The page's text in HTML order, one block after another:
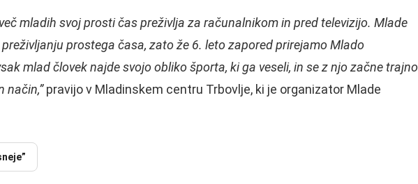
mladih svoj prosti čas preživlja za računalnikom in pred televizijo. Mlade
prostega časa, zato že 6. leto zapored prirejamo Mlado
mlad človek najde svojo obliko športa, ki ga veseli, in se z njo začne trajno
način,”pravijo v Mladinskem centru Trbovlje, ki je organizator Mlade